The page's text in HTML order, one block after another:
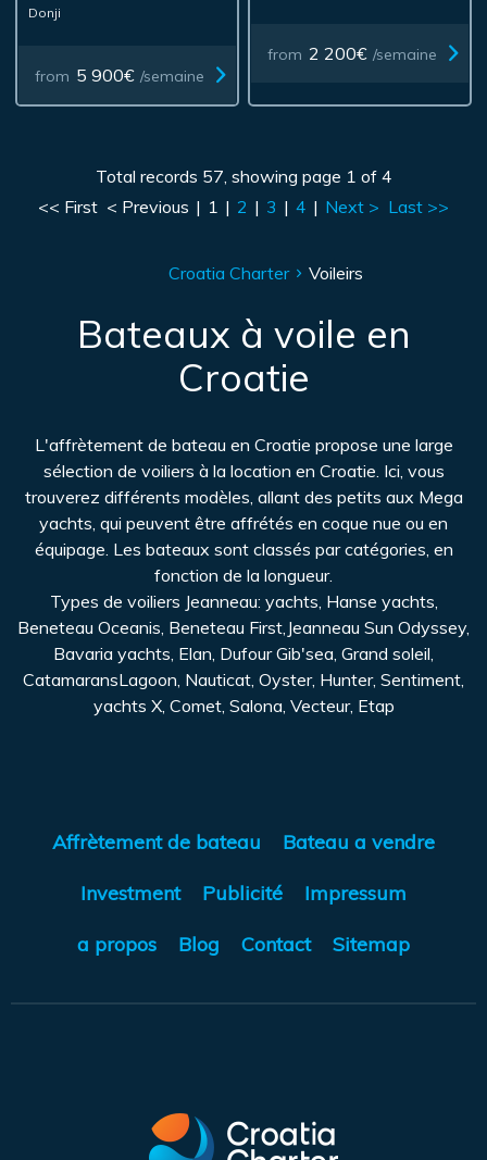
Donji
from 5 900€ /semaine
from 2 200€ /semaine
Total records 57, showing page 1 of 4
<< First < Previous | 1 | 2 | 3 | 4 | Next > Last >>
Croatia Charter Voileirs
Bateaux à voile en
Croatie
L'affrètement de bateau en Croatie propose une large
sélection de voiliers à la location en Croatie. Ici, vous
trouverez différents modèles, allant des petits aux Mega
yachts, qui peuvent être affrétés en coque nue ou en
équipage. Les bateaux sont classés par catégories, en
fonction de la longueur.
Types de voiliers Jeanneau: yachts, Hanse yachts,
Beneteau Oceanis, Beneteau First,Jeanneau Sun Odyssey,
Bavaria yachts, Elan, Dufour Gib'sea, Grand soleil,
CatamaransLagoon, Nauticat, Oyster, Hunter, Sentiment,
yachts X, Comet, Salona, Vecteur, Etap
Affrètement de bateau Bateau a vendre
Investment Publicité Impressum
a propos Blog Contact Sitemap